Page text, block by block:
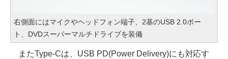
右側面にはマイクやヘッドフォン端子、2基のUSB 2.0ポー
ト、DVDスーパーマルチドライブを装備
またType-Cは、USB PD(Power Delivery)にも対応す